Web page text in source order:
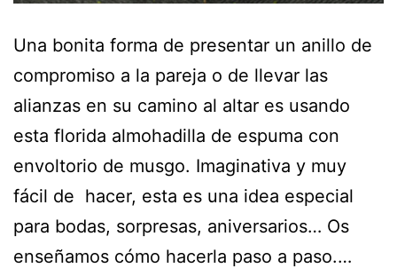
Una bonita forma de presentar un anillo de
compromiso a la pareja o de llevar las
alianzas en su camino al altar es usando
esta florida almohadilla de espuma con
envoltorio de musgo. Imaginativa y muy
fácil de hacer, esta es una idea especial
para bodas, sorpresas, aniversarios… Os
enseñamos cómo hacerla paso a paso.…